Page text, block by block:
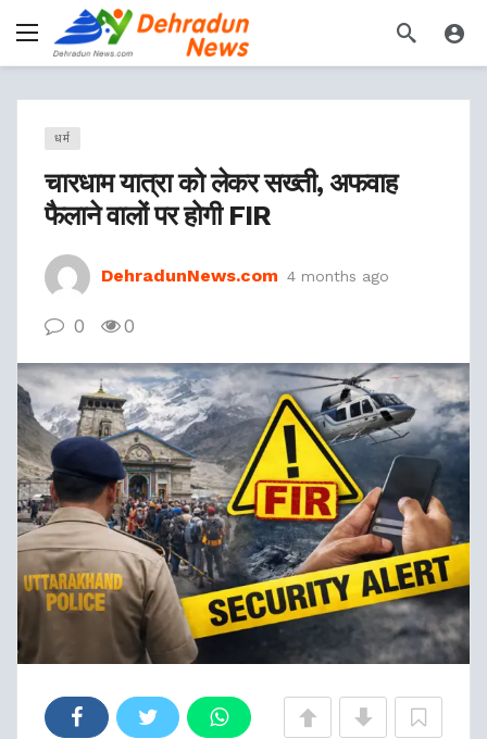
धर्म
चारधाम यात्रा को लेकर सख्ती, अफवाह
फैलाने वालों पर होगी FIR
DehradunNews.com 4 months ago
0 0